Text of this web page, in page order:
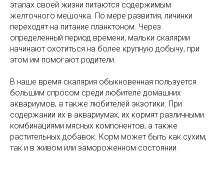
этапах своей жизни питаются содержимым
желточного мешочка. По мере развития, личинки
переходят на питание планктоном. Через
определенный период времени, мальки скалярии
начинают охотиться на более крупную добычу, при
этом им помогают родители.
В наше время скалярия обыкновенная пользуется
большим спросом среди любителе домашних
аквариумов, а также любителей экзотики. При
содержании их в аквариумах, их кормят различными
комбинациями мясных компонентов, а также
растительных добавок. Корм может быть как сухим,
так и в живом или замороженном состоянии.